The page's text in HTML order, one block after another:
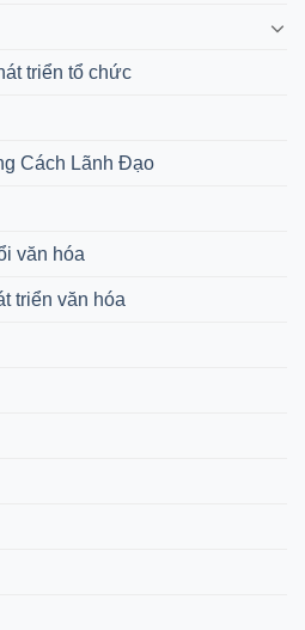
triển tổ chức
Cách Lãnh Đạo
văn hóa
triển văn hóa